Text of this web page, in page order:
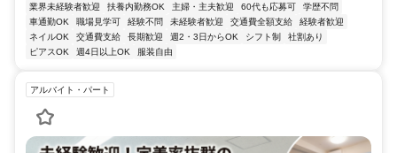
業界未経験者歓迎 扶養内勤務OK 主婦・主夫歓迎 60代も応募可
学歴不問
車通勤OK
職場見学可 経験不問 未経験者歓迎 交通費全額支給
経験者歓迎
ネイルOK
交通費支給 長期歓迎 週2・3日からOK シフト制
社割あり
ピアスOK
週4日以上OK 服装自由
アルバイト・パート